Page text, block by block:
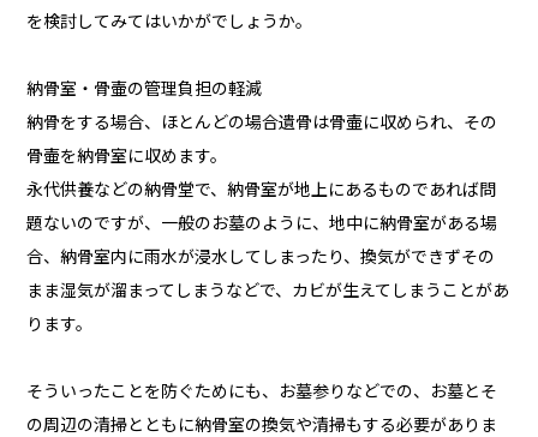
を検討してみてはいかがでしょうか。
納骨室・骨壷の管理負担の軽減
納骨をする場合、ほとんどの場合遺骨は骨壷に収められ、その
骨壷を納骨室に収めます。
永代供養などの納骨堂で、納骨室が地上にあるものであれば問
題ないのですが、一般のお墓のように、地中に納骨室がある場
合、納骨室内に雨水が浸水してしまったり、換気ができずその
まま湿気が溜まってしまうなどで、カビが生えてしまうことがあ
ります。
そういったことを防ぐためにも、お墓参りなどでの、お墓とそ
の周辺の清掃とともに納骨室の換気や清掃もする必要がありま